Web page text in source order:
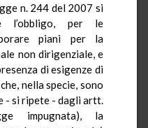
n. 244 del 2007 si
l’obbligo, per le
piani per la
non dirigenziale, e
di esigenze di
nella specie, sono
- si ripete - dagli artt.
impugnata), la